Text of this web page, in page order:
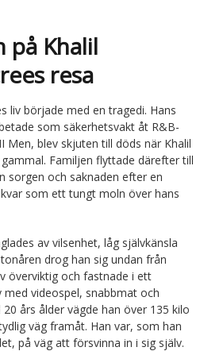
på Khalil
resa
liv började med en tragedi. Hans
som säkerhetsvakt åt R&B-
Men, blev skjuten till döds när Khalil
Familjen flyttade därefter till
sorgen och saknaden efter en
som ett tungt moln över hans
av vilsenhet, låg självkänsla
drog han sig undan från
överviktig och fastnade i ett
med videospel, snabbmat och
20 års ålder vägde han över 135 kilo
väg framåt. Han var, som han
på väg att försvinna in i sig själv.